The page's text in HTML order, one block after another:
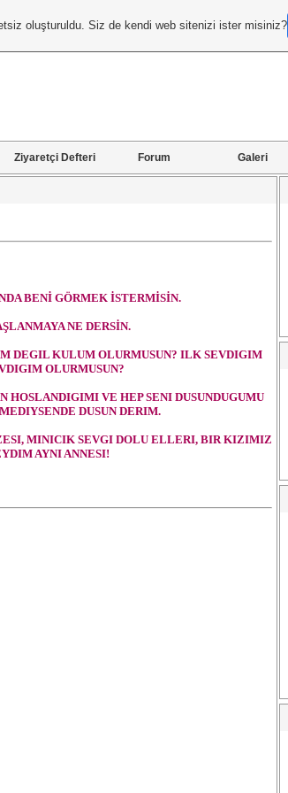
Ziyaretçi Defteri Forum Galeri
BENİ GÖRMEK İSTERMİSİN.
NE DERSİN.
DEGIL KULUM OLURMUSUN? ILK SEVDIGIM
OLURMUSUN?
HOSLANDIGIMI VE HEP SENI DUSUNDUGUMU
DUSUN DERIM.
MINICIK SEVGI DOLU ELLERI, BIR KIZIMIZ
AYNI ANNESI!
oluşturuldu. Siz de kendi web sitenizi ister misiniz?